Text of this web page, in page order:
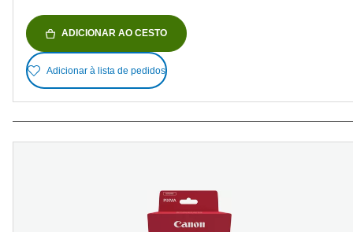
ADICIONAR AO CESTO
Adicionar à lista de pedidos